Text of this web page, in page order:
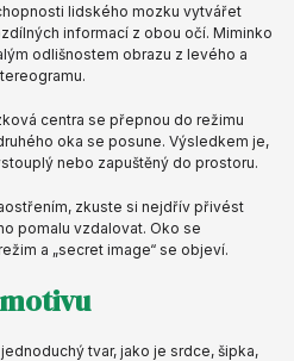
lidského mozku vytvářet
informací z obou očí. Miminko
odlišnostem obrazu z levého a
centra se přepnou do režimu
oka se posune. Výsledkem je,
nebo zapuštěný do prostoru.
zkuste si nejdřív přivést
pomalu vzdalovat. Oko se
a „secret image“ se objeví.
tvar, jako je srdce, šipka,